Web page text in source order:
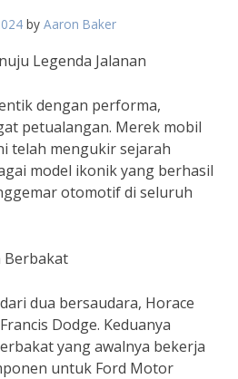
by Aaron Baker
Legenda Jalanan
dengan performa,
petualangan. Merek mobil
telah mengukir sejarah
model ikonik yang berhasil
otomotif di seluruh
Berbakat
dua bersaudara, Horace
Dodge. Keduanya
yang awalnya bekerja
untuk Ford Motor